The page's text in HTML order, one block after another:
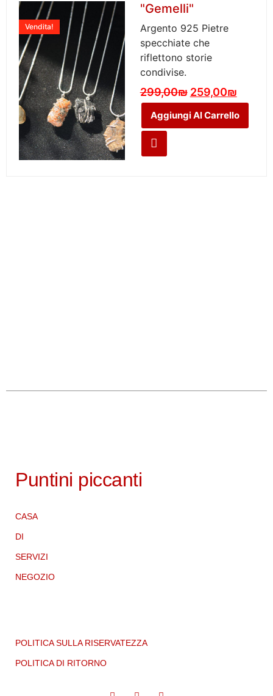
Vendita!
"Gemelli"
Argento 925 Pietre
specchiate che
riflettono storie
condivise.
299,00₪ 259,00₪
Aggiungi Al Carrello
Puntini piccanti
CASA
DI
SERVIZI
NEGOZIO
POLITICA SULLA RISERVATEZZA
POLITICA DI RITORNO